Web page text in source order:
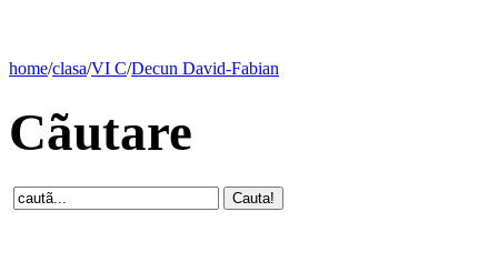
home/clasa/VI C/Decun David-Fabian
Cãutare